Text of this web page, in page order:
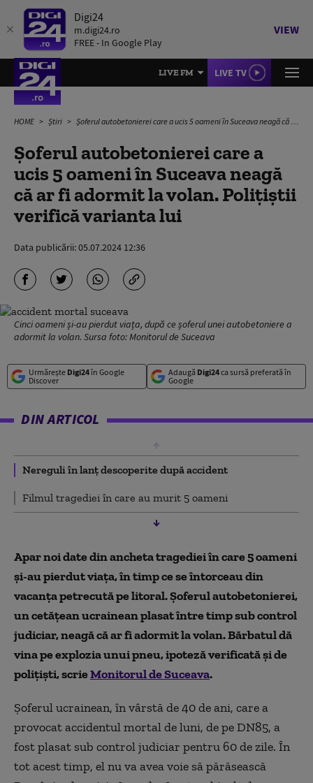
Digi24
m.digi24.ro
FREE - In Google Play
VIEW
LIVE FM LIVE TV
HOME Știri Șoferul autobetonierei care a ucis 5 oameni în Suceava neagă că ar fi adormit la volan. Polițiștii verifică varianta lui
Șoferul autobetonierei care a
ucis 5 oameni în Suceava neagă
că ar fi adormit la volan. Polițiștii
verifică varianta lui
Data publicării:05.07.2024 12:36
Cinci oameni și-au pierdut viața, după ce șoferul unei autobetoniere a
adormit la volan. Sursa foto: Monitorul de Suceava
Urmărește Digi24în Google
Discover
Adaugă Digi24ca sursă preferată în
Google
DIN ARTICOL
Nereguli în lanț descoperite după accident
Filmul tragediei în care au murit 5 oameni
Apar noi date din ancheta tragediei în care 5 oameni
și-au pierdut viața, în timp ce se întorceau din
vacanța petrecută pe litoral. Șoferul autobetonierei,
un cetățean ucrainean plasat între timp sub control
judiciar, neagă că ar fi adormit la volan. Bărbatul dă
vina pe explozia unui pneu, ipoteză verificată și de
polițiști, scrieMonitorul de Suceava.
Șoferul ucrainean, în vârstă de 40 de ani, care a
provocat accidentul mortal de luni, de pe DN85, a
fost plasat sub control judiciar pentru 60 de zile. În
tot acest timp, el nu va avea voie să părăsească